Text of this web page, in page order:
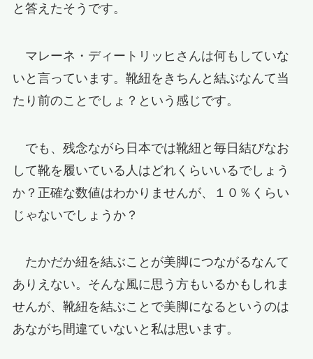
と答えたそうです。
マレーネ・ディートリッヒさんは何もしていな
いと言っています。靴紐をきちんと結ぶなんて当
たり前のことでしょ？という感じです。
でも、残念ながら日本では靴紐と毎日結びなお
して靴を履いている人はどれくらいいるでしょう
か？正確な数値はわかりませんが、１０％くらい
じゃないでしょうか？
たかだか紐を結ぶことが美脚につながるなんて
ありえない。そんな風に思う方もいるかもしれま
せんが、靴紐を結ぶことで美脚になるというのは
あながち間違ていないと私は思います。